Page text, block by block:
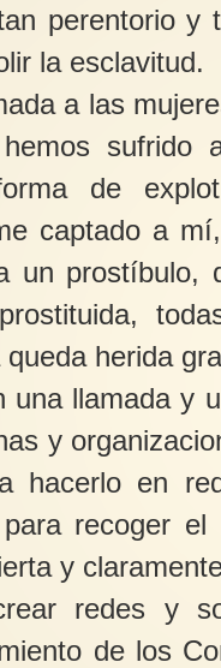
perentorio y
la esclavitud.
a las
hemos sufrido
de
captado a
un prostíbulo,
herida
una llamada y
y
hacerlo en
para recoger
y
redes y
de los